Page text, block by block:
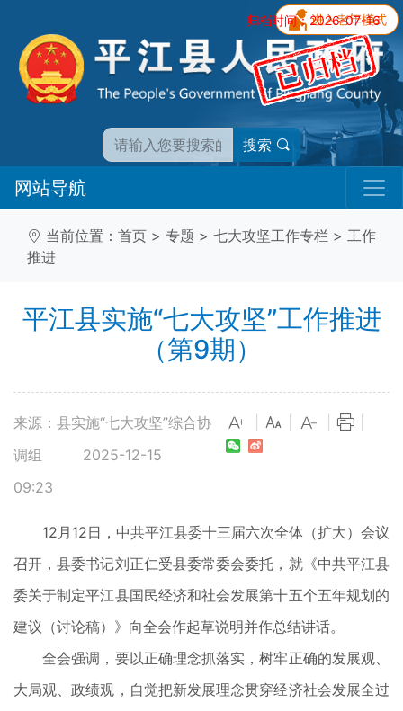
归档时间：2026-07-16
搜索
网站导航
当前位置： 首页 > 专题 > 七大攻坚工作专栏 > 工作
推进
平江县实施“七大攻坚”工作推进
（第9期）
来源：县实施“七大攻坚”综合协
调组
2025-12-15
09:23
12月12日，中共平江县委十三届六次全体（扩大）会议
召开，县委书记刘正仁受县委常委会委托，就《中共平江县
委关于制定平江县国民经济和社会发展第十五个五年规划的
建议（讨论稿）》向全会作起草说明并作总结讲话。
全会强调，要以正确理念抓落实，树牢正确的发展观、
大局观、政绩观，自觉把新发展理念贯穿经济社会发展全过